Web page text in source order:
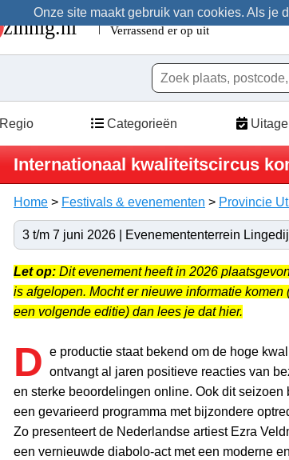
Onze site maakt gebruik van cookies. Als je
Regio Categorieën
Internationaal kwaliteitscircus
Home > Festivals & evenementen > Provincie
3 t/m 7 juni 2026 | Evenemententerrein
Let op: Dit evenement heeft in 2026
is afgelopen. Mocht er nieuwe informatie komen
een volgende editie) dan lees je dat hier.
D e productie staat bekend om de hoge
ontvangt al jaren positieve reacties van
en sterke beoordelingen online. Ook dit seizoen
een gevarieerd programma met bijzondere
Zo presenteert de Nederlandse artiest Ezra
een vernieuwde diabolo-act met een moderne en